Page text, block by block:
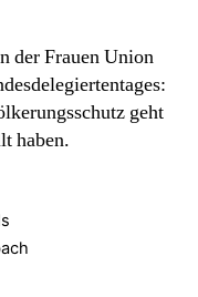
der Frauen Union
geht
haben.